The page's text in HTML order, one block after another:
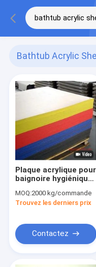
Bathtub Acrylic
Plaque acrylique pour
baignoire hygiénique
acrylique coulée
PMMA 2MM 8MM
MOQ:2000 kg/commande
Trouvez les derniers prix
Contactez